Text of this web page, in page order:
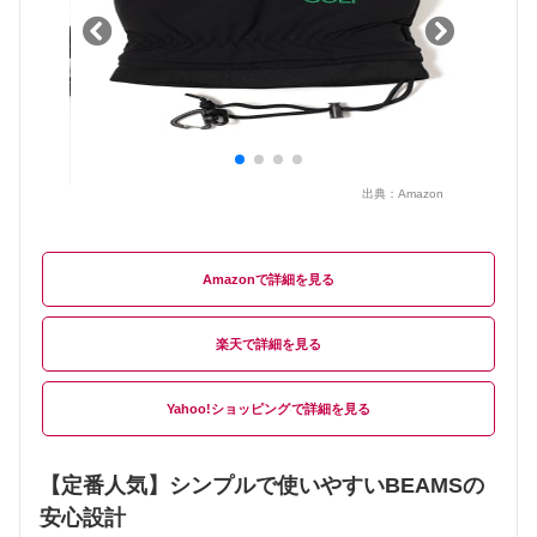
出典： Amazon
Amazon
楽天
Yahoo!ショッピング
【定番人気】シンプルで使いやすいBEAMSの
安心設計